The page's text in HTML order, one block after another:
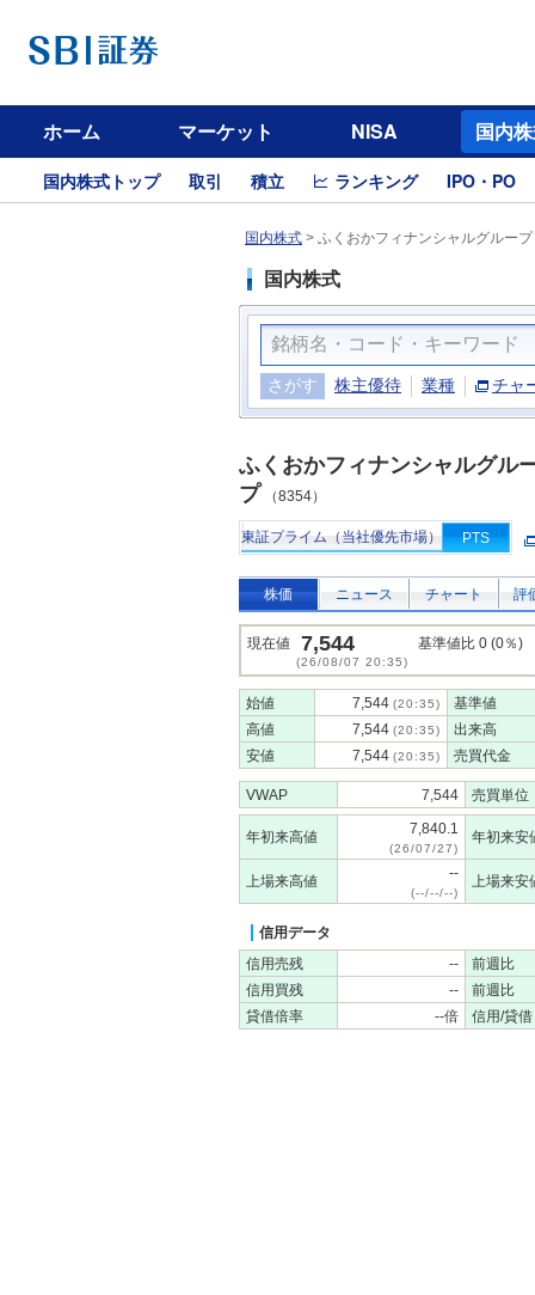
ホーム マーケット NISA 国内
国内株式トップ 取引 積立 ランキング IPO・PO
国内株式 > ふくおかフィナンシャルグルー
国内株式
さがす 株主優待 業種 チャ
ふくおかフィナンシャルグル
プ （8354）
東証プライム（当社優先市場） PTS
株価 ニュース チャート 評
現在値 7,544
(26/08/07 20:35)
基準値比 0 (0％)
始値 7,544 (20:35)
基準値
高値
7,544 (20:35)
出来高
安値
7,544 (20:35) 売買代金
VWAP 7,544 売買単位
年初来高値 7,840.1
(26/07/27)
年初来安
上場来高値 --
(--/--/--)
上場来安
信用データ
信用売残
--
前週比
信用買残
--
前週比
貸借倍率
--倍 信用/貸借